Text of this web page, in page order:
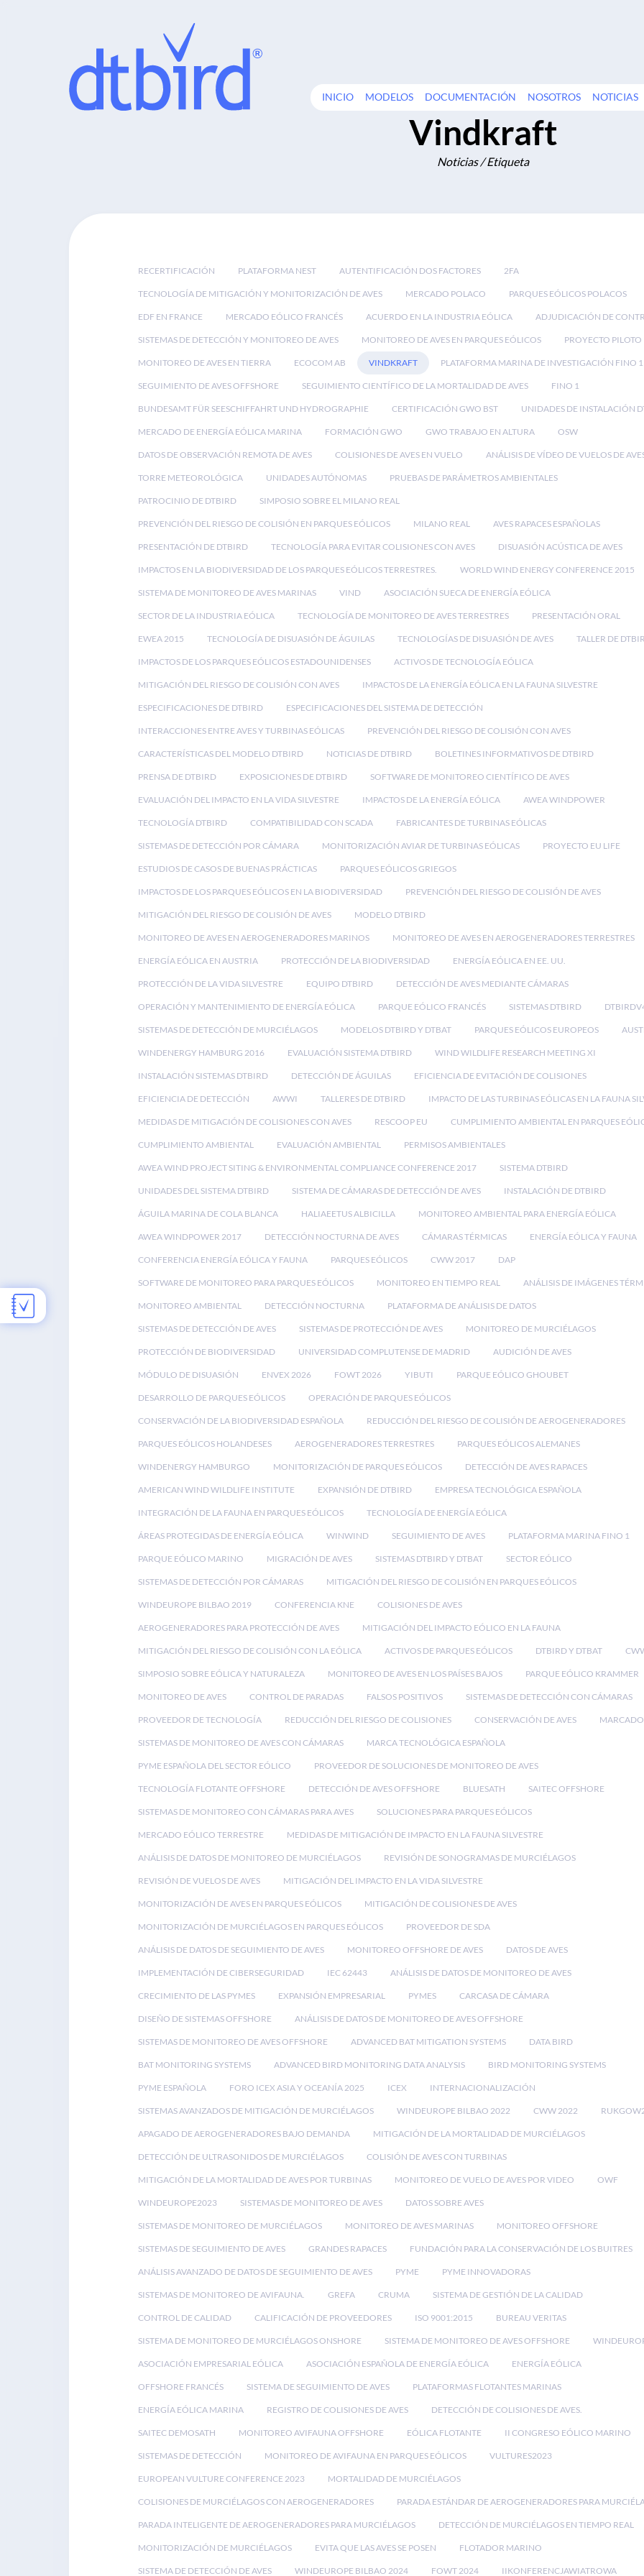
INICIO MODELOS DOCUMENTACIÓN NOSOTROS NOTICIAS
Vindkraft
Noticias / Etiqueta
RECERTIFICACIÓN PLATAFORMA NEST AUTENTIFICACIÓN DOS FACTORES 2FA
TECNOLOGÍA DE MITIGACIÓN Y MONITORIZACIÓN DE AVES MERCADO POLACO PARQUES EÓLICOS POLACOS
EDF EN FRANCE MERCADO EÓLICO FRANCÉS ACUERDO EN LA INDUSTRIA EÓLICA ADJUDICACIÓN DE
SISTEMAS DE DETECCIÓN Y MONITOREO DE AVES MONITOREO DE AVES EN PARQUES EÓLICOS PROYECTO PILOTO
MONITOREO DE AVES EN TIERRA ECOCOM AB VINDKRAFT PLATAFORMA MARINA DE INVESTIGACIÓN FINO 1
SEGUIMIENTO DE AVES OFFSHORE SEGUIMIENTO CIENTÍFICO DE LA MORTALIDAD DE AVES FINO 1
BUNDESAMT FÜR SEESCHIFFAHRT UND HYDROGRAPHIE CERTIFICACIÓN GWO BST UNIDADES DE INSTALACIÓN
MERCADO DE ENERGÍA EÓLICA MARINA FORMACIÓN GWO GWO TRABAJO EN ALTURA OSW
DATOS DE OBSERVACIÓN REMOTA DE AVES COLISIONES DE AVES EN VUELO ANÁLISIS DE VÍDEO DE VUELOS DE
TORRE METEOROLÓGICA UNIDADES AUTÓNOMAS PRUEBAS DE PARÁMETROS AMBIENTALES
PATROCINIO DE DTBIRD SIMPOSIO SOBRE EL MILANO REAL
PREVENCIÓN DEL RIESGO DE COLISIÓN EN PARQUES EÓLICOS MILANO REAL AVES RAPACES ESPAÑOLAS
PRESENTACIÓN DE DTBIRD TECNOLOGÍA PARA EVITAR COLISIONES CON AVES DISUASIÓN ACÚSTICA DE AVES
IMPACTOS EN LA BIODIVERSIDAD DE LOS PARQUES EÓLICOS TERRESTRES. WORLD WIND ENERGY CONFERENCE 2015
SISTEMA DE MONITOREO DE AVES MARINAS VIND ASOCIACIÓN SUECA DE ENERGÍA EÓLICA
SECTOR DE LA INDUSTRIA EÓLICA TECNOLOGÍA DE MONITOREO DE AVES TERRESTRES PRESENTACIÓN ORAL
EWEA 2015 TECNOLOGÍA DE DISUASIÓN DE ÁGUILAS TECNOLOGÍAS DE DISUASIÓN DE AVES TALLER DE
IMPACTOS DE LOS PARQUES EÓLICOS ESTADOUNIDENSES ACTIVOS DE TECNOLOGÍA EÓLICA
MITIGACIÓN DEL RIESGO DE COLISIÓN CON AVES IMPACTOS DE LA ENERGÍA EÓLICA EN LA FAUNA SILVESTRE
ESPECIFICACIONES DE DTBIRD ESPECIFICACIONES DEL SISTEMA DE DETECCIÓN
INTERACCIONES ENTRE AVES Y TURBINAS EÓLICAS PREVENCIÓN DEL RIESGO DE COLISIÓN CON AVES
CARACTERÍSTICAS DEL MODELO DTBIRD NOTICIAS DE DTBIRD BOLETINES INFORMATIVOS DE DTBIRD
PRENSA DE DTBIRD EXPOSICIONES DE DTBIRD SOFTWARE DE MONITOREO CIENTÍFICO DE AVES
EVALUACIÓN DEL IMPACTO EN LA VIDA SILVESTRE IMPACTOS DE LA ENERGÍA EÓLICA AWEA WINDPOWER
TECNOLOGÍA DTBIRD COMPATIBILIDAD CON SCADA FABRICANTES DE TURBINAS EÓLICAS
SISTEMAS DE DETECCIÓN POR CÁMARA MONITORIZACIÓN AVIAR DE TURBINAS EÓLICAS PROYECTO EU LIFE
ESTUDIOS DE CASOS DE BUENAS PRÁCTICAS PARQUES EÓLICOS GRIEGOS
IMPACTOS DE LOS PARQUES EÓLICOS EN LA BIODIVERSIDAD PREVENCIÓN DEL RIESGO DE COLISIÓN DE AVES
MITIGACIÓN DEL RIESGO DE COLISIÓN DE AVES MODELO DTBIRD
MONITOREO DE AVES EN AEROGENERADORES MARINOS MONITOREO DE AVES EN AEROGENERADORES TERRESTRES
ENERGÍA EÓLICA EN AUSTRIA PROTECCIÓN DE LA BIODIVERSIDAD ENERGÍA EÓLICA EN EE. UU.
PROTECCIÓN DE LA VIDA SILVESTRE EQUIPO DTBIRD DETECCIÓN DE AVES MEDIANTE CÁMARAS
OPERACIÓN Y MANTENIMIENTO DE ENERGÍA EÓLICA PARQUE EÓLICO FRANCÉS SISTEMAS DTBIRD
SISTEMAS DE DETECCIÓN DE MURCIÉLAGOS MODELOS DTBIRD Y DTBAT PARQUES EÓLICOS EUROPEOS
WINDENERGY HAMBURG 2016 EVALUACIÓN SISTEMA DTBIRD WIND WILDLIFE RESEARCH MEETING XI
INSTALACIÓN SISTEMAS DTBIRD DETECCIÓN DE ÁGUILAS EFICIENCIA DE EVITACIÓN DE COLISIONES
EFICIENCIA DE DETECCIÓN AWWI TALLERES DE DTBIRD IMPACTO DE LAS TURBINAS EÓLICAS EN LA FAUNA
MEDIDAS DE MITIGACIÓN DE COLISIONES CON AVES RESCOOP EU CUMPLIMIENTO AMBIENTAL EN PARQUES
CUMPLIMIENTO AMBIENTAL EVALUACIÓN AMBIENTAL PERMISOS AMBIENTALES
AWEA WIND PROJECT SITING & ENVIRONMENTAL COMPLIANCE CONFERENCE 2017 SISTEMA DTBIRD
UNIDADES DEL SISTEMA DTBIRD SISTEMA DE CÁMARAS DE DETECCIÓN DE AVES INSTALACIÓN DE DTBIRD
ÁGUILA MARINA DE COLA BLANCA HALIAEETUS ALBICILLA MONITOREO AMBIENTAL PARA ENERGÍA EÓLICA
AWEA WINDPOWER 2017 DETECCIÓN NOCTURNA DE AVES CÁMARAS TÉRMICAS ENERGÍA EÓLICA Y FAUNA
CONFERENCIA ENERGÍA EÓLICA Y FAUNA PARQUES EÓLICOS CWW 2017 DAP
SOFTWARE DE MONITOREO PARA PARQUES EÓLICOS MONITOREO EN TIEMPO REAL ANÁLISIS DE IMÁGENES
MONITOREO AMBIENTAL DETECCIÓN NOCTURNA PLATAFORMA DE ANÁLISIS DE DATOS
SISTEMAS DE DETECCIÓN DE AVES SISTEMAS DE PROTECCIÓN DE AVES MONITOREO DE MURCIÉLAGOS
PROTECCIÓN DE BIODIVERSIDAD UNIVERSIDAD COMPLUTENSE DE MADRID AUDICIÓN DE AVES
MÓDULO DE DISUASIÓN ENVEX 2026 FOWT 2026 YIBUTI PARQUE EÓLICO GHOUBET
DESARROLLO DE PARQUES EÓLICOS OPERACIÓN DE PARQUES EÓLICOS
CONSERVACIÓN DE LA BIODIVERSIDAD ESPAÑOLA REDUCCIÓN DEL RIESGO DE COLISIÓN DE AEROGENERADORES
PARQUES EÓLICOS HOLANDESES AEROGENERADORES TERRESTRES PARQUES EÓLICOS ALEMANES
WINDENERGY HAMBURGO MONITORIZACIÓN DE PARQUES EÓLICOS DETECCIÓN DE AVES RAPACES
AMERICAN WIND WILDLIFE INSTITUTE EXPANSIÓN DE DTBIRD EMPRESA TECNOLÓGICA ESPAÑOLA
INTEGRACIÓN DE LA FAUNA EN PARQUES EÓLICOS TECNOLOGÍA DE ENERGÍA EÓLICA
ÁREAS PROTEGIDAS DE ENERGÍA EÓLICA WINWIND SEGUIMIENTO DE AVES PLATAFORMA MARINA FINO 1
PARQUE EÓLICO MARINO MIGRACIÓN DE AVES SISTEMAS DTBIRD Y DTBAT SECTOR EÓLICO
SISTEMAS DE DETECCIÓN POR CÁMARAS MITIGACIÓN DEL RIESGO DE COLISIÓN EN PARQUES EÓLICOS
WINDEUROPE BILBAO 2019 CONFERENCIA KNE COLISIONES DE AVES
AEROGENERADORES PARA PROTECCIÓN DE AVES MITIGACIÓN DEL IMPACTO EÓLICO EN LA FAUNA
MITIGACIÓN DEL RIESGO DE COLISIÓN CON LA EÓLICA ACTIVOS DE PARQUES EÓLICOS DTBIRD Y DTBAT
SIMPOSIO SOBRE EÓLICA Y NATURALEZA MONITOREO DE AVES EN LOS PAÍSES BAJOS PARQUE EÓLICO KRAMMER
MONITOREO DE AVES CONTROL DE PARADAS FALSOS POSITIVOS SISTEMAS DE DETECCIÓN CON CÁMARAS
PROVEEDOR DE TECNOLOGÍA REDUCCIÓN DEL RIESGO DE COLISIONES CONSERVACIÓN DE AVES MARCADO
SISTEMAS DE MONITOREO DE AVES CON CÁMARAS MARCA TECNOLÓGICA ESPAÑOLA
PYME ESPAÑOLA DEL SECTOR EÓLICO PROVEEDOR DE SOLUCIONES DE MONITOREO DE AVES
TECNOLOGÍA FLOTANTE OFFSHORE DETECCIÓN DE AVES OFFSHORE BLUESATH SAITEC OFFSHORE
SISTEMAS DE MONITOREO CON CÁMARAS PARA AVES SOLUCIONES PARA PARQUES EÓLICOS
MERCADO EÓLICO TERRESTRE MEDIDAS DE MITIGACIÓN DE IMPACTO EN LA FAUNA SILVESTRE
ANÁLISIS DE DATOS DE MONITOREO DE MURCIÉLAGOS REVISIÓN DE SONOGRAMAS DE MURCIÉLAGOS
REVISIÓN DE VUELOS DE AVES MITIGACIÓN DEL IMPACTO EN LA VIDA SILVESTRE
MONITORIZACIÓN DE AVES EN PARQUES EÓLICOS MITIGACIÓN DE COLISIONES DE AVES
MONITORIZACIÓN DE MURCIÉLAGOS EN PARQUES EÓLICOS PROVEEDOR DE SDA
ANÁLISIS DE DATOS DE SEGUIMIENTO DE AVES MONITOREO OFFSHORE DE AVES DATOS DE AVES
IMPLEMENTACIÓN DE CIBERSEGURIDAD IEC 62443 ANÁLISIS DE DATOS DE MONITOREO DE AVES
CRECIMIENTO DE LAS PYMES EXPANSIÓN EMPRESARIAL PYMES CARCASA DE CÁMARA
DISEÑO DE SISTEMAS OFFSHORE ANÁLISIS DE DATOS DE MONITOREO DE AVES OFFSHORE
SISTEMAS DE MONITOREO DE AVES OFFSHORE ADVANCED BAT MITIGATION SYSTEMS DATA BIRD
BAT MONITORING SYSTEMS ADVANCED BIRD MONITORING DATA ANALYSIS BIRD MONITORING SYSTEMS
PYME ESPAÑOLA FORO ICEX ASIA Y OCEANÍA 2025 ICEX INTERNACIONALIZACIÓN
SISTEMAS AVANZADOS DE MITIGACIÓN DE MURCIÉLAGOS WINDEUROPE BILBAO 2022 CWW 2022
APAGADO DE AEROGENERADORES BAJO DEMANDA MITIGACIÓN DE LA MORTALIDAD DE MURCIÉLAGOS
DETECCIÓN DE ULTRASONIDOS DE MURCIÉLAGOS COLISIÓN DE AVES CON TURBINAS
MITIGACIÓN DE LA MORTALIDAD DE AVES POR TURBINAS MONITOREO DE VUELO DE AVES POR VIDEO OWF
WINDEUROPE2023 SISTEMAS DE MONITOREO DE AVES DATOS SOBRE AVES
SISTEMAS DE MONITOREO DE MURCIÉLAGOS MONITOREO DE AVES MARINAS MONITOREO OFFSHORE
SISTEMAS DE SEGUIMIENTO DE AVES GRANDES RAPACES FUNDACIÓN PARA LA CONSERVACIÓN DE LOS BUITRES
ANÁLISIS AVANZADO DE DATOS DE SEGUIMIENTO DE AVES PYME PYME INNOVADORAS
SISTEMAS DE MONITOREO DE AVIFAUNA. GREFA CRUMA SISTEMA DE GESTIÓN DE LA CALIDAD
CONTROL DE CALIDAD CALIFICACIÓN DE PROVEEDORES ISO 9001:2015 BUREAU VERITAS
SISTEMA DE MONITOREO DE MURCIÉLAGOS ONSHORE SISTEMA DE MONITOREO DE AVES OFFSHORE
ASOCIACIÓN EMPRESARIAL EÓLICA ASOCIACIÓN ESPAÑOLA DE ENERGÍA EÓLICA ENERGÍA EÓLICA
OFFSHORE FRANCÉS SISTEMA DE SEGUIMIENTO DE AVES PLATAFORMAS FLOTANTES MARINAS
ENERGÍA EÓLICA MARINA REGISTRO DE COLISIONES DE AVES DETECCIÓN DE COLISIONES DE AVES.
SAITEC DEMOSATH MONITOREO AVIFAUNA OFFSHORE EÓLICA FLOTANTE II CONGRESO EÓLICO MARINO
SISTEMAS DE DETECCIÓN MONITOREO DE AVIFAUNA EN PARQUES EÓLICOS VULTURES2023
EUROPEAN VULTURE CONFERENCE 2023 MORTALIDAD DE MURCIÉLAGOS
COLISIONES DE MURCIÉLAGOS CON AEROGENERADORES PARADA ESTÁNDAR DE AEROGENERADORES PARA
PARADA INTELIGENTE DE AEROGENERADORES PARA MURCIÉLAGOS DETECCIÓN DE MURCIÉLAGOS EN TIEMPO REAL
MONITORIZACIÓN DE MURCIÉLAGOS EVITA QUE LAS AVES SE POSEN FLOTADOR MARINO
SISTEMA DE DETECCIÓN DE AVES WINDEUROPE BILBAO 2024 FOWT 2024 IIKONFERENCJAWIATROWA